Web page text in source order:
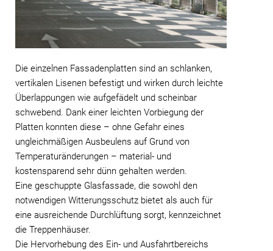
Die einzelnen Fassadenplatten sind an schlanken,
vertikalen Lisenen befestigt und wirken durch leichte
Überlappungen wie aufgefädelt und scheinbar
schwebend. Dank einer leichten Vorbiegung der
Platten konnten diese – ohne Gefahr eines
ungleichmäßigen Ausbeulens auf Grund von
Temperaturänderungen – material- und
kostensparend sehr dünn gehalten werden.
Eine geschuppte Glasfassade, die sowohl den
notwendigen Witterungsschutz bietet als auch für
eine ausreichende Durchlüftung sorgt, kennzeichnet
die Treppenhäuser.
Die Hervorhebung des Ein- und Ausfahrtbereichs